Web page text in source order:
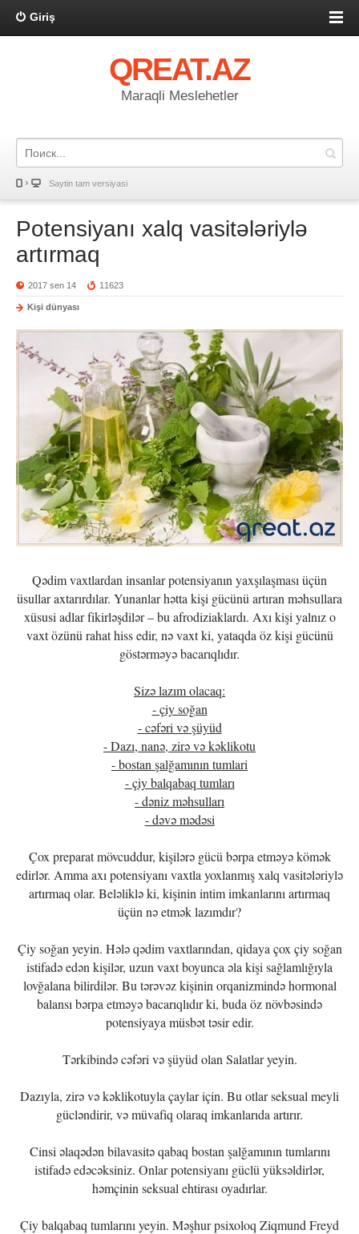
Giriş
QREAT.AZ
Maraqli Meslehetler
Saytin tam versiyasi
Potensiyanı xalq vasitələriylə
artırmaq
2017 sen 14 11623
Kişi dünyası
Qədim vaxtlardan insanlar potensiyanın yaxşılaşması üçün
üsullar axtarırdılar. Yunanlar hətta kişi gücünü artıran məhsullara
xüsusi adlar fikirləşdilər – bu afrodiziaklardı. Axı kişi yalnız o
vaxt özünü rahat hiss edir, nə vaxt ki, yataqda öz kişi gücünü
göstərməyə bacarıqlıdır.
Sizə lazım olacaq:
- çiy soğan
- cəfəri və şüyüd
- Dazı, nanə, zirə və kəklikotu
- bostan şalğamının tumlari
- çiy balqabaq tumları
- dəniz məhsulları
- dəvə mədəsi
Çox preparat mövcuddur, kişilərə gücü bərpa etməyə kömək
edirlər. Amma axı potensiyanı vaxtla yoxlanmış xalq vasitələriylə
artırmaq olar. Beləliklə ki, kişinin intim imkanlarını artırmaq
üçün nə etmək lazımdır?
Çiy soğan yeyin. Hələ qədim vaxtlarından, qidaya çox çiy soğan
istifadə edən kişilər, uzun vaxt boyunca əla kişi sağlamlığıyla
lovğalana bilirdilər. Bu tərəvəz kişinin orqanizmində hormonal
balansı bərpa etməyə bacarıqlıdır ki, buda öz növbəsində
potensiyaya müsbət təsir edir.
Tərkibində cəfəri və şüyüd olan Salatlar yeyin.
Dazıyla, zirə və kəklikotuyla çaylar için. Bu otlar seksual meyli
gücləndirir, və müvafiq olaraq imkanlarıda artırır.
Cinsi əlaqədən bilavasitə qabaq bostan şalğamının tumlarını
istifadə edəcəksiniz. Onlar potensiyanı güclü yüksəldirlər,
həmçinin seksual ehtirası oyadırlar.
Çiy balqabaq tumlarını yeyin. Məşhur psixoloq Ziqmund Freyd